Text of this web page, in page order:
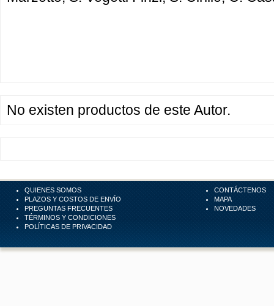
No existen productos de este Autor.
QUIENES SOMOS
PLAZOS Y COSTOS DE ENVÍO
PREGUNTAS FRECUENTES
TÉRMINOS Y CONDICIONES
POLÍTICAS DE PRIVACIDAD
CONTÁCTENOS
MAPA
NOVEDADES